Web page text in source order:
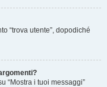
“trova utente”, dopodiché
“Mostra i tuoi messaggi”